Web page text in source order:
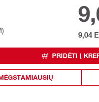
9,04
PRIDĖTI Į